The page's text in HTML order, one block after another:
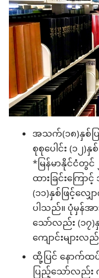
အသက်(၁၈)နှစ်ပြ
စုစုပေါင်း (၁၂)
*မြန်မာနိုင်ငံတွင်
ထားခြင်းကြေ
(၁၁)နှစ်ဖြင့်လျှ
ပါသည်။ ပုံမှန်အ
သော်လည်း (၁၇)
ကျောင်းများလ
ထို့ပြင် နောက်ထ
ပြည့်သော်လည်း ဂ